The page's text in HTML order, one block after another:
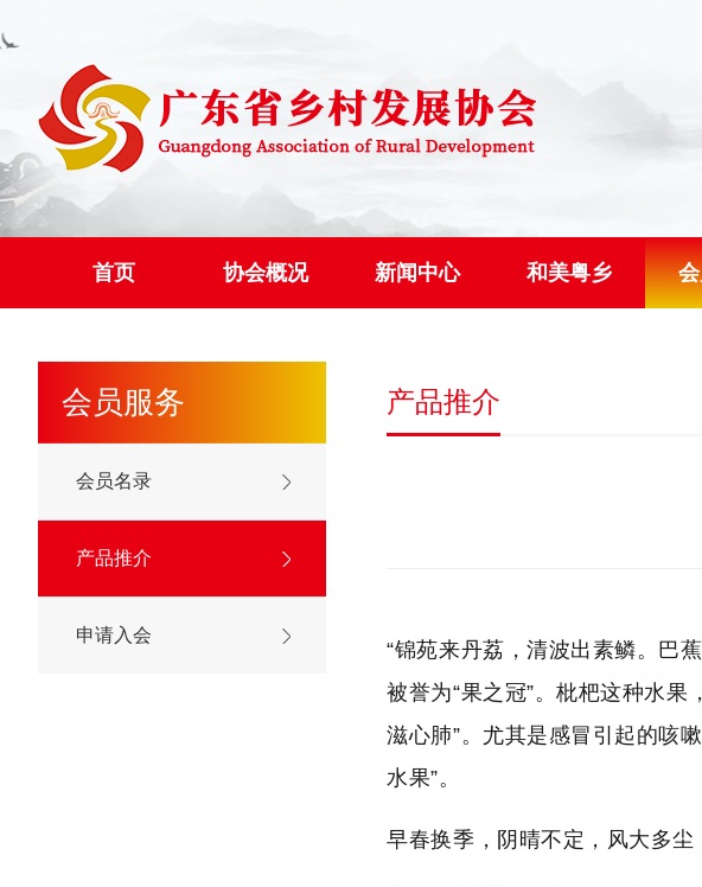
首页 协会概况 新闻中心 和美粤乡
会员服务
会员名录
产品推介
申请入会
产品推介
“锦苑来丹荔，清波出素鳞。巴
被誉为“果之冠”。枇杷这种水果
滋心肺”。尤其是感冒引起的咳
水果”。
早春换季，阴晴不定，风大多